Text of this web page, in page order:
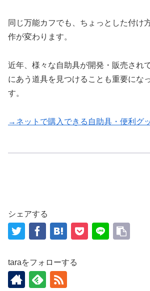
同じ万能カフでも、ちょっとした付け
作が変わります。
近年、様々な自助具が開発・販売され
にあう道具を見つけることも重要にな
す。
→ネットで購入できる自助具・便利グ
シェアする
taraをフォローする